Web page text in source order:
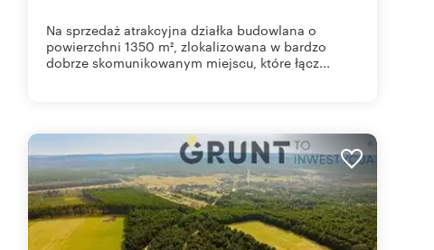
Na sprzedaż atrakcyjna działka budowlana o
powierzchni 1350 m², zlokalizowana w bardzo
dobrze skomunikowanym miejscu, które łącz...